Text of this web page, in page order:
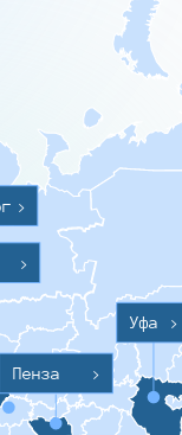
>
>
Пенза >
Уфа >